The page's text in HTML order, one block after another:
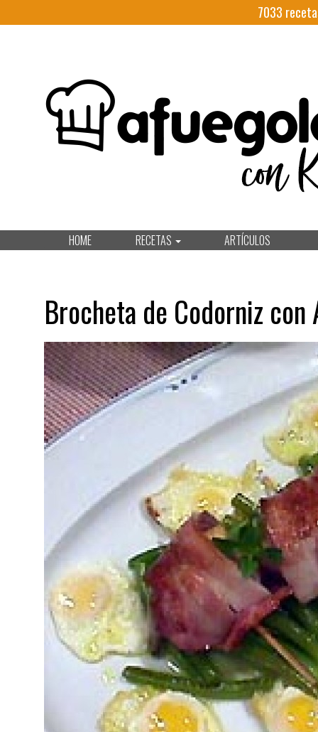
7033
HOME RECETAS ARTÍCULOS
Brocheta de Codorniz